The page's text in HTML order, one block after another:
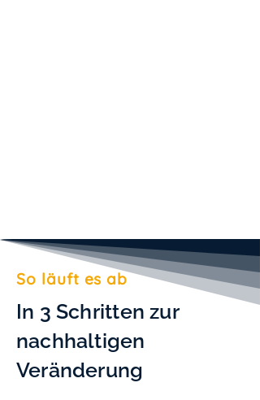
So läuft es ab
In 3 Schritten zur
nachhaltigen
Veränderung